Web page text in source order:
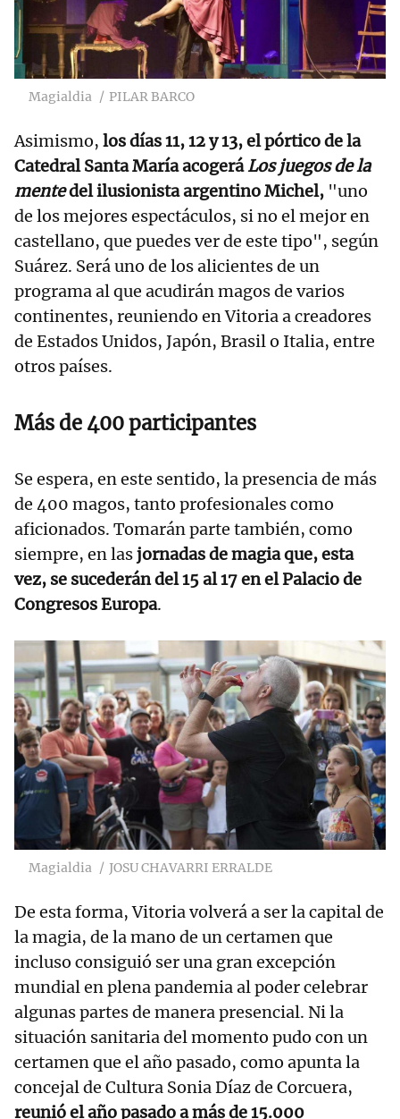
Magialdia PILAR BARCO
Asimismo, los días 11, 12 y 13, el pórtico de la
Catedral Santa María acogeráLos juegos de la
mentedel ilusionista argentino Michel, "uno
de los mejores espectáculos, si no el mejor en
castellano, que puedes ver de este tipo", según
Suárez. Será uno de los alicientes de un
programa al que acudirán magos de varios
continentes, reuniendo en Vitoria a creadores
de Estados Unidos, Japón, Brasil o Italia, entre
otros países.
Más de 400 participantes
Se espera, en este sentido, la presencia de más
de 400 magos, tanto profesionales como
aficionados. Tomarán parte también, como
siempre, en lasjornadas de magia que, esta
vez, se sucederán del 15 al 17 en el Palacio de
Congresos Europa.
Magialdia JOSU CHAVARRI ERRALDE
De esta forma, Vitoria volverá a ser la capital de
la magia, de la mano de un certamen que
incluso consiguió ser una gran excepción
mundial en plena pandemia al poder celebrar
algunas partes de manera presencial. Ni la
situación sanitaria del momento pudo con un
certamen que el año pasado, como apunta la
concejal de Cultura Sonia Díaz de Corcuera,
reunió el año pasado a más de 15.000